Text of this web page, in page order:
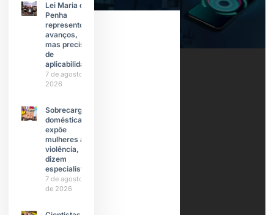
Lei Maria da
Penha
representou
avanços,
mas precisa
de
aplicabilidade
7 de agosto de
2026
Sobrecarga
doméstica
expõe
mulheres à
violência,
dizem
especialistas
7 de agosto
de 2026